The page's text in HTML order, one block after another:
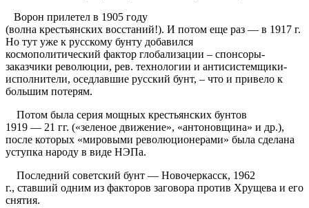
Ворон прилетел в 1905 году
(волна крестьянских восстаний!). И потом еще раз — в 1917 г.
Но тут уже к русскому бунту добавился
космополитический фактор глобализации – спонсоры-
заказчики революции, рев. технологии и антисистемщики-
исполнители, оседлавшие русский бунт, – что и привело к
большим потерям.
Потом была серия мощных крестьянских бунтов
1919 — 21 гг. («зеленое движение», «антоновщина» и др.),
после которых «мировыми революционерами» была сделана
уступка народу в виде НЭПа.
Последний советский бунт — Новочеркасск, 1962
г., ставший одним из факторов заговора против Хрущева и его
снятия.